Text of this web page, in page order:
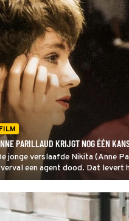
FILM
PARILLAUD KRIJGT NOG ÉÉN
jonge verslaafde Nikita (Anne
een agent dood. Dat levert
ze krijgt toch nog een kans op
te worden voor
overheidsorganisatie.